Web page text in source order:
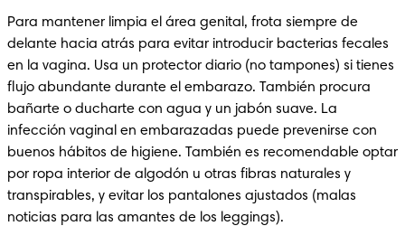
Para mantener limpia el área genital, frota siempre de
delante hacia atrás para evitar introducir bacterias fecales
en la vagina. Usa un protector diario (no tampones) si tienes
flujo abundante durante el embarazo. También procura
bañarte o ducharte con agua y un jabón suave. La
infección vaginal en embarazadas puede prevenirse con
buenos hábitos de higiene. También es recomendable optar
por ropa interior de algodón u otras fibras naturales y
transpirables, y evitar los pantalones ajustados (malas
noticias para las amantes de los leggings).